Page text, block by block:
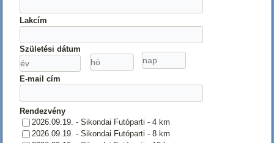
Lakcím
Születési dátum
E-mail cím
Rendezvény
2026.09.19. - Sikondai Futóparti - 4 km
2026.09.19. - Sikondai Futóparti - 8 km